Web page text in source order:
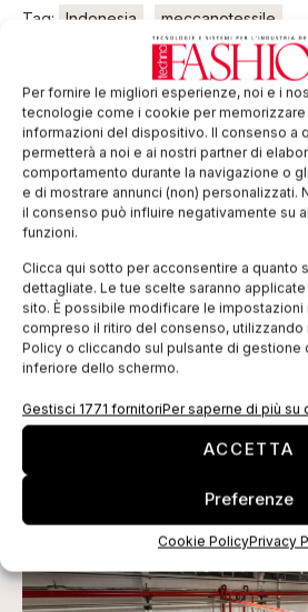
Per fornire le migliori esperienze, noi e i
tecnologie come i cookie per
informazioni del dispositivo. Il consenso a
permetterà a noi e ai nostri partner di
comportamento durante la navigazione o
e di mostrare annunci (non) personalizzati.
il consenso può influire negativamente su
funzioni.
Clicca qui sotto per acconsentire a quanto
dettagliate. Le tue scelte saranno
sito. È possibile modificare le impostazioni
compreso il ritiro del consenso, utilizzando
Policy o cliccando sul pulsante di gestione
inferiore dello schermo.
Gestisci 1771 fornitoriPer saperne di più su
ACCETTA
Preferenze
Cookie PolicyPrivacy
Tag: Indonesia meccanotessile
ISCRIVITI ALLA
TI POTREBBERO INTERESSARE